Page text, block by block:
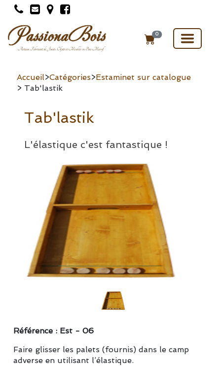
Toggle
0
Accueil>Catégories>Estaminet sur catalogue
> Tab'lastik
Tab'lastik
L'élastique c'est fantastique !
Référence : Est - 06
Faire glisser les palets (fournis) dans le camp
adverse en utilisant l’élastique.